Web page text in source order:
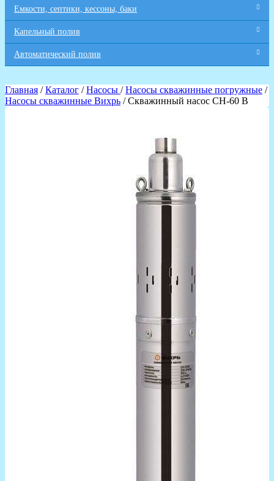
Емкости, септики, кессоны, баки
Капельный полив
Автоматический полив
Главная /Каталог /Насосы /Насосы скважинные погружные /
Насосы скважинные Вихрь / Скважинный насос СН-60 В